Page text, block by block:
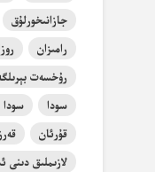
جازانىخورلۇق
رامىزان
رۇخسەت
سودا
قۇرئان
قەرز
لازىملىق دىنى